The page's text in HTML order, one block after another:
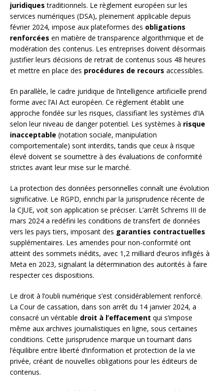
juridiques traditionnels. Le règlement européen sur les
services numériques (DSA), pleinement applicable depuis
février 2024, impose aux plateformes des obligations
renforcées en matière de transparence algorithmique et de
modération des contenus. Les entreprises doivent désormais
justifier leurs décisions de retrait de contenus sous 48 heures
et mettre en place des procédures de recours accessibles.
En parallèle, le cadre juridique de l’intelligence artificielle prend
forme avec l’AI Act européen. Ce règlement établit une
approche fondée sur les risques, classifiant les systèmes d’IA
selon leur niveau de danger potentiel. Les systèmes à risque
inacceptable (notation sociale, manipulation
comportementale) sont interdits, tandis que ceux à risque
élevé doivent se soumettre à des évaluations de conformité
strictes avant leur mise sur le marché.
La protection des données personnelles connaît une évolution
significative. Le RGPD, enrichi par la jurisprudence récente de
la CJUE, voit son application se préciser. L’arrêt Schrems III de
mars 2024 a redéfini les conditions de transfert de données
vers les pays tiers, imposant des garanties contractuelles
supplémentaires. Les amendes pour non-conformité ont
atteint des sommets inédits, avec 1,2 milliard d’euros infligés à
Meta en 2023, signalant la détermination des autorités à faire
respecter ces dispositions.
Le droit à l’oubli numérique s’est considérablement renforcé.
La Cour de cassation, dans son arrêt du 14 janvier 2024, a
consacré un véritable droit à l’effacement qui s’impose
même aux archives journalistiques en ligne, sous certaines
conditions. Cette jurisprudence marque un tournant dans
l’équilibre entre liberté d’information et protection de la vie
privée, créant de nouvelles obligations pour les éditeurs de
contenus.